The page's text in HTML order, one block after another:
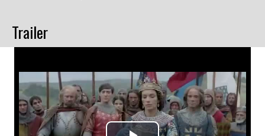
Trailer